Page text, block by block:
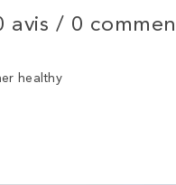
avis / 0
healthy